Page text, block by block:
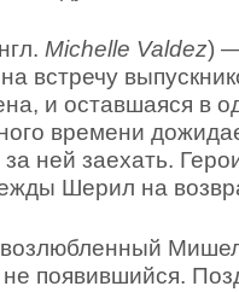
Michelle Valdez)
встречу
и оставшаяся в
времени
ней заехать.
Шерил на
не появившийся.